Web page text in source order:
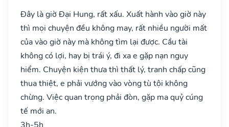
Đây là giờ Đại Hung, rất xấu. Xuất hành vào giờ này
thì mọi chuyện đều không may, rất nhiều người mất
của vào giờ này mà không tìm lại được. Cầu tài
không có lợi, hay bị trái ý, đi xa e gặp nạn nguy
hiểm. Chuyện kiện thưa thì thất lý, tranh chấp cũng
thua thiệt, e phải vướng vào vòng tù tội không
chừng. Việc quan trọng phải đòn, gặp ma quỷ cúng
tế mới an.